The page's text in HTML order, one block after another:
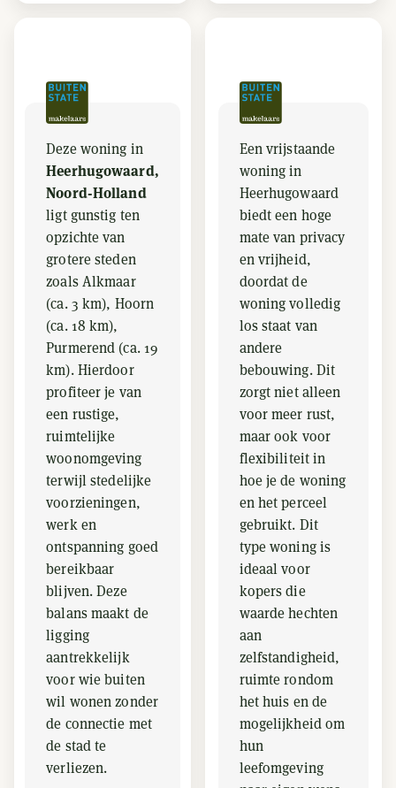
Deze woning in
Heerhugowaard,
Noord-Holland
ligt gunstig ten
opzichte van
grotere steden
zoals Alkmaar
(ca. 3 km), Hoorn
(ca. 18 km),
Purmerend (ca. 19
km). Hierdoor
profiteer je van
een rustige,
ruimtelijke
woonomgeving
terwijl stedelijke
voorzieningen,
werk en
ontspanning goed
bereikbaar
blijven. Deze
balans maakt de
ligging
aantrekkelijk
voor wie buiten
wil wonen zonder
de connectie met
de stad te
verliezen.
Een vrijstaande
woning in
Heerhugowaard
biedt een hoge
mate van privacy
en vrijheid,
doordat de
woning volledig
los staat van
andere
bebouwing. Dit
zorgt niet alleen
voor meer rust,
maar ook voor
flexibiliteit in
hoe je de woning
en het perceel
gebruikt. Dit
type woning is
ideaal voor
kopers die
waarde hechten
aan
zelfstandigheid,
ruimte rondom
het huis en de
mogelijkheid om
hun
leefomgeving